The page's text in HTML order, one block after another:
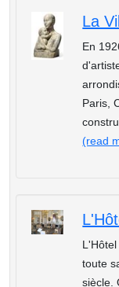
En
Paris,
(read
toute
siècle.